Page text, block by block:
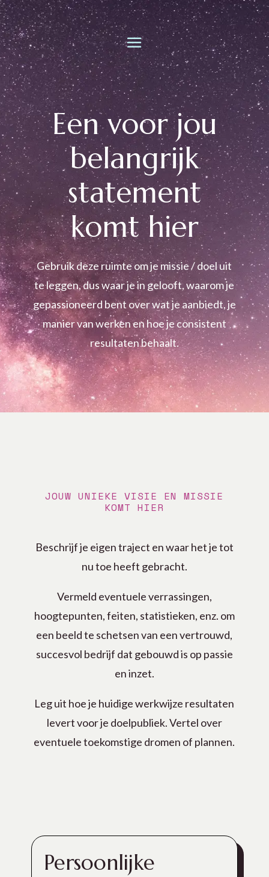
Een voor jou
belangrijk
statement
komt hier
Gebruik deze ruimte om je missie / doel uit
te leggen, dus waar je in gelooft, waarom je
gepassioneerd bent over wat je aanbiedt, je
manier van werken en hoe je consistent
resultaten behaalt.
JOUW UNIEKE VISIE EN MISSIE
KOMT HIER
Beschrijf je eigen traject en waar het je tot
nu toe heeft gebracht.
Vermeld eventuele verrassingen,
hoogtepunten, feiten, statistieken, enz. om
een beeld te schetsen van een vertrouwd,
succesvol bedrijf dat gebouwd is op passie
en inzet.
Leg uit hoe je huidige werkwijze resultaten
levert voor je doelpubliek. Vertel over
eventuele toekomstige dromen of plannen.
Persoonlijke